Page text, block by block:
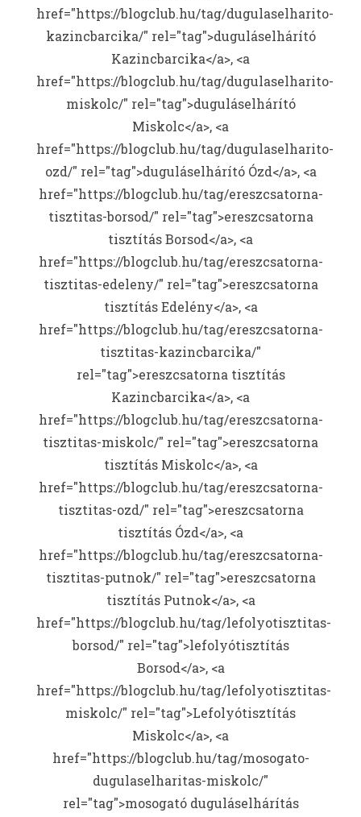
href="https://blogclub.hu/tag/dugulaselharito-
kazincbarcika/" rel="tag">duguláselhárító
Kazincbarcika</a>, <a
href="https://blogclub.hu/tag/dugulaselharito-
miskolc/" rel="tag">duguláselhárító
Miskolc</a>, <a
href="https://blogclub.hu/tag/dugulaselharito-
ozd/" rel="tag">duguláselhárító Ózd</a>, <a
href="https://blogclub.hu/tag/ereszcsatorna-
tisztitas-borsod/" rel="tag">ereszcsatorna
tisztítás Borsod</a>, <a
href="https://blogclub.hu/tag/ereszcsatorna-
tisztitas-edeleny/" rel="tag">ereszcsatorna
tisztítás Edelény</a>, <a
href="https://blogclub.hu/tag/ereszcsatorna-
tisztitas-kazincbarcika/"
rel="tag">ereszcsatorna tisztítás
Kazincbarcika</a>, <a
href="https://blogclub.hu/tag/ereszcsatorna-
tisztitas-miskolc/" rel="tag">ereszcsatorna
tisztítás Miskolc</a>, <a
href="https://blogclub.hu/tag/ereszcsatorna-
tisztitas-ozd/" rel="tag">ereszcsatorna
tisztítás Ózd</a>, <a
href="https://blogclub.hu/tag/ereszcsatorna-
tisztitas-putnok/" rel="tag">ereszcsatorna
tisztítás Putnok</a>, <a
href="https://blogclub.hu/tag/lefolyotisztitas-
borsod/" rel="tag">lefolyótisztítás
Borsod</a>, <a
href="https://blogclub.hu/tag/lefolyotisztitas-
miskolc/" rel="tag">Lefolyótisztítás
Miskolc</a>, <a
href="https://blogclub.hu/tag/mosogato-
dugulaselharitas-miskolc/"
rel="tag">mosogató duguláselhárítás